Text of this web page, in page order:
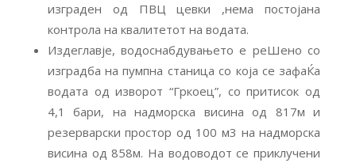
изграден од ПВЦ цевки ,нема постојана
контрола на квалитетот на водата.
Издеглавје, водоснабдувањето е реШено со
изградба на пумпна станица со која се зафаЌа
водата од изворот “Гркоец”, со притисок од
4,1 бари, на надморска висина од 817м и
резерварски простор од 100 м3 на надморска
висина од 858м. На водоводот се приклучени